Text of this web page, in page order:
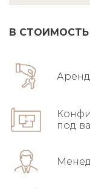
В
под